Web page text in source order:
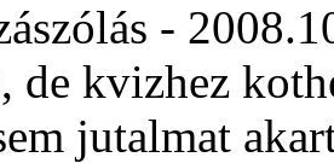
-
de kvizhez
jutalmat